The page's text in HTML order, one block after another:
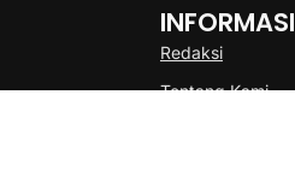
INFORMASI
Redaksi
Tentang Kami